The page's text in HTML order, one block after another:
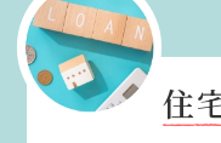
住